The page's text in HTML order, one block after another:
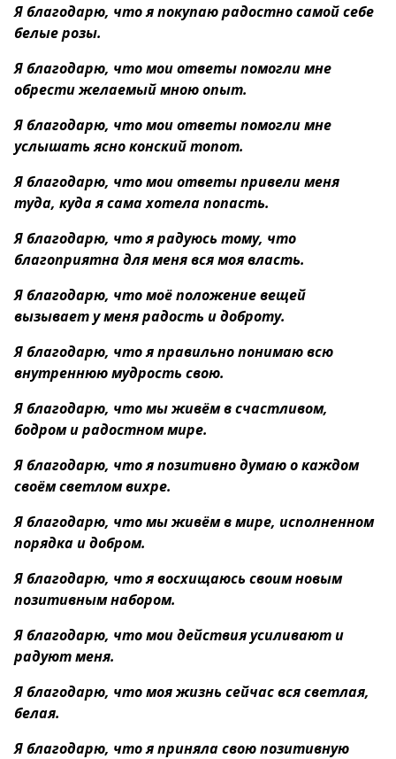
Я благодарю, что я покупаю радостно самой себе
белые розы.
Я благодарю, что мои ответы помогли мне
обрести желаемый мною опыт.
Я благодарю, что мои ответы помогли мне
услышать ясно конский топот.
Я благодарю, что мои ответы привели меня
туда, куда я сама хотела попасть.
Я благодарю, что я радуюсь тому, что
благоприятна для меня вся моя власть.
Я благодарю, что моё положение вещей
вызывает у меня радость и доброту.
Я благодарю, что я правильно понимаю всю
внутреннюю мудрость свою.
Я благодарю, что мы живём в счастливом,
бодром и радостном мире.
Я благодарю, что я позитивно думаю о каждом
своём светлом вихре.
Я благодарю, что мы живём в мире, исполненном
порядка и добром.
Я благодарю, что я восхищаюсь своим новым
позитивным набором.
Я благодарю, что мои действия усиливают и
радуют меня.
Я благодарю, что моя жизнь сейчас вся светлая,
белая.
Я благодарю, что я приняла свою позитивную